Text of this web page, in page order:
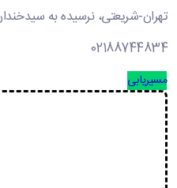
تهران-شریعتی، نرسیده به
02188744834
مسیریابی